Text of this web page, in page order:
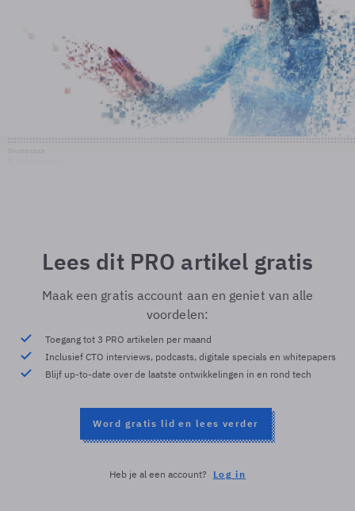
Lees dit PRO artikel gratis
Maak een gratis account aan en geniet van alle
voordelen:
Toegang tot 3 PRO artikelen per maand
Inclusief CTO interviews, podcasts, digitale specials en whitepapers
Blijf up-to-date over de laatste ontwikkelingen in en rond tech
Word gratis lid en lees verder
Heb je al een account? Log in